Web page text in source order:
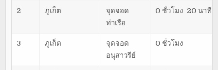
2 ภูเก็ต
จุดจอด
ท่าเรือ
0 ชั่วโมง 20 นาที
3 ภูเก็ต
จุดจอด
อนุสาวรีย์
0 ชั่วโมง